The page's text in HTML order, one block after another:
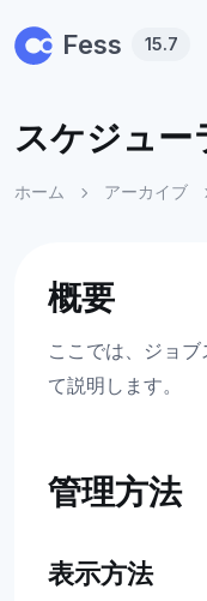
Fess 15.7
スケジュー
ホーム アーカイブ
概要
ここでは、ジョ
て説明します。
管理方法
表示方法